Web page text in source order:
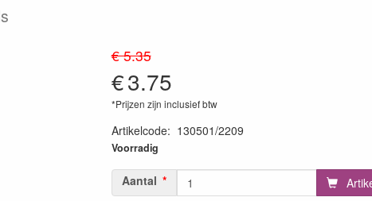
€ 5.35
€3.75
*Prijzen zijn inclusief btw
Artikelcode: 130501/2209
8718736048259
Voorradig
Aantal